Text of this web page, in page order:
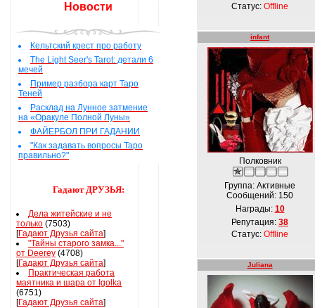
Новости
Кельтский крест про работу
The Light Seer's Tarot: детали 6
мечей
Пример разбора карт Таро
Теней
Расклад на Лунное затмение
на «Оракуле Полной Луны»
ФАЙЕРБОЛ ПРИ ГАДАНИИ
"Как задавать вопросы Таро
правильно?"
Гадают ДРУЗЬЯ:
Дела житейские и не
только (7503)
[Гадают Друзья сайта]
"Тайны старого замка..."
от Deerey (4708)
[Гадают Друзья сайта]
Практическая работа
маятника и шара от Igolka
(6751)
[Гадают Друзья сайта]
Статус: Offline
infant
Полковник
Группа: Активные
Сообщений: 150
Награды: 10
Репутация: 38
Статус: Offline
Juliana